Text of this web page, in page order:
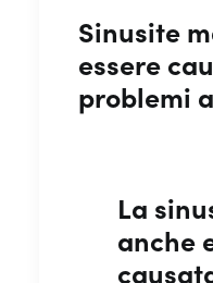
Sinusite
essere
problemi
La
anche